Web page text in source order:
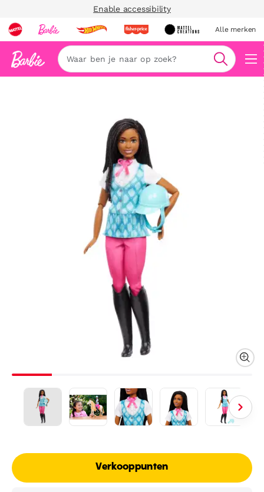
Enable accessibility
Alle merken
Zoeken
Verkooppunten